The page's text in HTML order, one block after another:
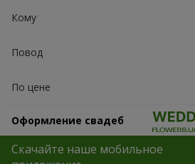
Кому
Повод
По цене
Оформление свадеб
Скачайте наше мобильное